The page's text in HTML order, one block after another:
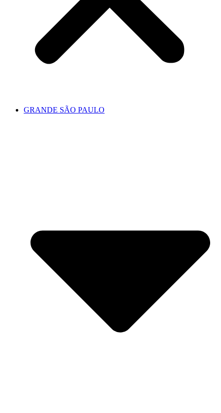
GRANDE SÃO PAULO